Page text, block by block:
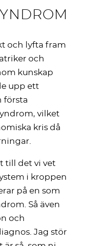
och lyfta fram
och
kunskap
upp ett
första
vilket
kris då
till det vi vet
i kroppen
på en som
Så även
och
Jag stör